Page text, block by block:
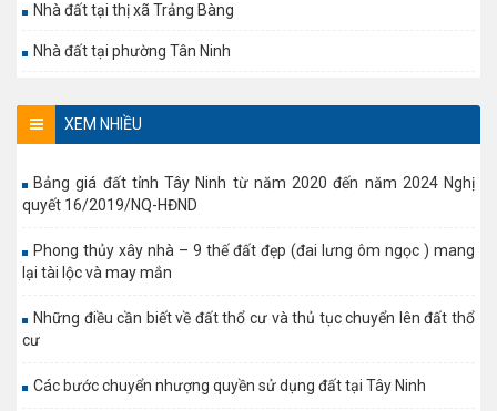
Nhà đất tại thị xã Trảng Bàng
Nhà đất tại phường Tân Ninh
XEM NHIỀU
Bảng giá đất tỉnh Tây Ninh từ năm 2020 đến năm 2024 Nghị
quyết 16/2019/NQ-HĐND
Phong thủy xây nhà – 9 thế đất đẹp (đai lưng ôm ngọc ) mang
lại tài lộc và may mắn
Những điều cần biết về đất thổ cư và thủ tục chuyển lên đất thổ
cư
Các bước chuyển nhượng quyền sử dụng đất tại Tây Ninh